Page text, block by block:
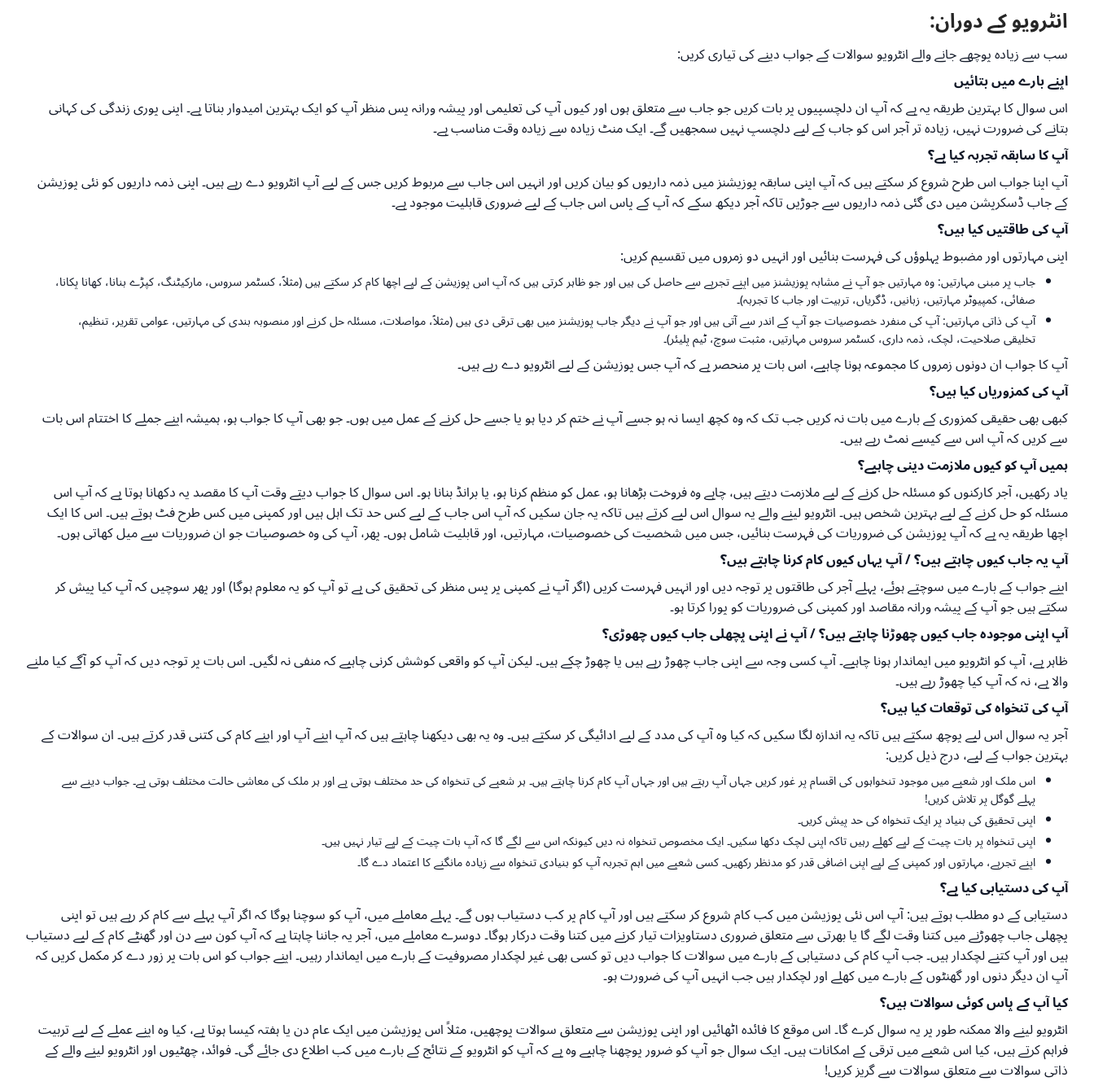
انٹرویو کے دوران:
سب سے زیادہ پوچھے جانے والے انٹرویو سوالات کے جواب دینے کی تیاری کریں:
اپنے بارے میں بتائیں
اس سوال کا بہترین طریقہ یہ ہے کہ آپ ان دلچسپیوں پر بات کریں جو جاب سے متعلق ہوں اور کیوں آپ کی تعلیمی اور پیشہ ورانہ پس منظر آپ کو ایک بہترین امیدوار بناتا ہے۔ اپنی پوری زندگی کی کہانی
بتانے کی ضرورت نہیں، زیادہ تر آجر اس کو جاب کے لیے دلچسپ نہیں سمجھیں گے۔ ایک منٹ زیادہ سے زیادہ وقت مناسب ہے۔
آپ کا سابقہ تجربہ کیا ہے؟
آپ اپنا جواب اس طرح شروع کر سکتے ہیں کہ آپ اپنی سابقہ پوزیشنز میں ذمہ داریوں کو بیان کریں اور انہیں اس جاب سے مربوط کریں جس کے لیے آپ انٹرویو دے رہے ہیں۔ اپنی ذمہ داریوں کو نئی پوزیشن
کے جاب ڈسکرپشن میں دی گئی ذمہ داریوں سے جوڑیں تاکہ آجر دیکھ سکے کہ آپ کے پاس اس جاب کے لیے ضروری قابلیت موجود ہے۔
آپ کی طاقتیں کیا ہیں؟
اپنی مہارتوں اور مضبوط پہلوؤں کی فہرست بنائیں اور انہیں دو زمروں میں تقسیم کریں:
جاب پر مبنی مہارتیں: وہ مہارتیں جو آپ نے مشابہ پوزیشنز میں اپنے تجربے سے حاصل کی ہیں اور جو ظاہر کرتی ہیں کہ آپ اس پوزیشن کے لیے اچھا کام کر سکتے ہیں (مثلاً، کسٹمر سروس، مارکیٹنگ، کپڑے بنانا، کھانا پکانا،
صفائی، کمپیوٹر مہارتیں، زبانیں، ڈگریاں، تربیت اور جاب کا تجربہ)۔
آپ کی ذاتی مہارتیں: آپ کی منفرد خصوصیات جو آپ کے اندر سے آتی ہیں اور جو آپ نے دیگر جاب پوزیشنز میں بھی ترقی دی ہیں (مثلاً، مواصلات، مسئلہ حل کرنے اور منصوبہ بندی کی مہارتیں، عوامی تقریر، تنظیم،
تخلیقی صلاحیت، لچک، ذمہ داری، کسٹمر سروس مہارتیں، مثبت سوچ، ٹیم پلیئر)۔
آپ کا جواب ان دونوں زمروں کا مجموعہ ہونا چاہیے، اس بات پر منحصر ہے کہ آپ جس پوزیشن کے لیے انٹرویو دے رہے ہیں۔
آپ کی کمزوریاں کیا ہیں؟
کبھی بھی حقیقی کمزوری کے بارے میں بات نہ کریں جب تک کہ وہ کچھ ایسا نہ ہو جسے آپ نے ختم کر دیا ہو یا جسے حل کرنے کے عمل میں ہوں۔ جو بھی آپ کا جواب ہو، ہمیشہ اپنے جملے کا اختتام اس بات
سے کریں کہ آپ اس سے کیسے نمٹ رہے ہیں۔
ہمیں آپ کو کیوں ملازمت دینی چاہیے؟
یاد رکھیں، آجر کارکنوں کو مسئلہ حل کرنے کے لیے ملازمت دیتے ہیں، چاہے وہ فروخت بڑھانا ہو، عمل کو منظم کرنا ہو، یا برانڈ بنانا ہو۔ اس سوال کا جواب دیتے وقت آپ کا مقصد یہ دکھانا ہوتا ہے کہ آپ اس
مسئلہ کو حل کرنے کے لیے بہترین شخص ہیں۔ انٹرویو لینے والے یہ سوال اس لیے کرتے ہیں تاکہ یہ جان سکیں کہ آپ اس جاب کے لیے کس حد تک اہل ہیں اور کمپنی میں کس طرح فٹ ہوتے ہیں۔ اس کا ایک
اچھا طریقہ یہ ہے کہ آپ پوزیشن کی ضروریات کی فہرست بنائیں، جس میں شخصیت کی خصوصیات، مہارتیں، اور قابلیت شامل ہوں۔ پھر، آپ کی وہ خصوصیات جو ان ضروریات سے میل کھاتی ہوں۔
آپ یہ جاب کیوں چاہتے ہیں؟ / آپ یہاں کیوں کام کرنا چاہتے ہیں؟
اپنے جواب کے بارے میں سوچتے ہوئے، پہلے آجر کی طاقتوں پر توجہ دیں اور انہیں فہرست کریں (اگر آپ نے کمپنی پر پس منظر کی تحقیق کی ہے تو آپ کو یہ معلوم ہوگا) اور پھر سوچیں کہ آپ کیا پیش کر
سکتے ہیں جو آپ کے پیشہ ورانہ مقاصد اور کمپنی کی ضروریات کو پورا کرتا ہو۔
آپ اپنی موجودہ جاب کیوں چھوڑنا چاہتے ہیں؟ / آپ نے اپنی پچھلی جاب کیوں چھوڑی؟
ظاہر ہے، آپ کو انٹرویو میں ایماندار ہونا چاہیے۔ آپ کسی وجہ سے اپنی جاب چھوڑ رہے ہیں یا چھوڑ چکے ہیں۔ لیکن آپ کو واقعی کوشش کرنی چاہیے کہ منفی نہ لگیں۔ اس بات پر توجہ دیں کہ آپ کو آگے کیا ملنے
والا ہے، نہ کہ آپ کیا چھوڑ رہے ہیں۔
آپ کی تنخواہ کی توقعات کیا ہیں؟
آجر یہ سوال اس لیے پوچھ سکتے ہیں تاکہ یہ اندازہ لگا سکیں کہ کیا وہ آپ کی مدد کے لیے ادائیگی کر سکتے ہیں۔ وہ یہ بھی دیکھنا چاہتے ہیں کہ آپ اپنے آپ اور اپنے کام کی کتنی قدر کرتے ہیں۔ ان سوالات کے
بہترین جواب کے لیے، درج ذیل کریں:
اس ملک اور شعبے میں موجود تنخواہوں کی اقسام پر غور کریں جہاں آپ رہتے ہیں اور جہاں آپ کام کرنا چاہتے ہیں۔ ہر شعبے کی تنخواہ کی حد مختلف ہوتی ہے اور ہر ملک کی معاشی حالت مختلف ہوتی ہے۔ جواب دینے سے
پہلے گوگل پر تلاش کریں!
اپنی تحقیق کی بنیاد پر ایک تنخواہ کی حد پیش کریں۔
اپنی تنخواہ پر بات چیت کے لیے کھلے رہیں تاکہ اپنی لچک دکھا سکیں۔ ایک مخصوص تنخواہ نہ دیں کیونکہ اس سے لگے گا کہ آپ بات چیت کے لیے تیار نہیں ہیں۔
اپنے تجربے، مہارتوں اور کمپنی کے لیے اپنی اضافی قدر کو مدنظر رکھیں۔ کسی شعبے میں اہم تجربہ آپ کو بنیادی تنخواہ سے زیادہ مانگنے کا اعتماد دے گا۔
آپ کی دستیابی کیا ہے؟
دستیابی کے دو مطلب ہوتے ہیں: آپ اس نئی پوزیشن میں کب کام شروع کر سکتے ہیں اور آپ کام پر کب دستیاب ہوں گے۔ پہلے معاملے میں، آپ کو سوچنا ہوگا کہ اگر آپ پہلے سے کام کر رہے ہیں تو اپنی
پچھلی جاب چھوڑنے میں کتنا وقت لگے گا یا بھرتی سے متعلق ضروری دستاویزات تیار کرنے میں کتنا وقت درکار ہوگا۔ دوسرے معاملے میں، آجر یہ جاننا چاہتا ہے کہ آپ کون سے دن اور گھنٹے کام کے لیے دستیاب
ہیں اور آپ کتنے لچکدار ہیں۔ جب آپ کام کی دستیابی کے بارے میں سوالات کا جواب دیں تو کسی بھی غیر لچکدار مصروفیت کے بارے میں ایماندار رہیں۔ اپنے جواب کو اس بات پر زور دے کر مکمل کریں کہ
آپ ان دیگر دنوں اور گھنٹوں کے بارے میں کھلے اور لچکدار ہیں جب انہیں آپ کی ضرورت ہو۔
کیا آپ کے پاس کوئی سوالات ہیں؟
انٹرویو لینے والا ممکنہ طور پر یہ سوال کرے گا۔ اس موقع کا فائدہ اٹھائیں اور اپنی پوزیشن سے متعلق سوالات پوچھیں، مثلاً اس پوزیشن میں ایک عام دن یا ہفتہ کیسا ہوتا ہے، کیا وہ اپنے عملے کے لیے تربیت
فراہم کرتے ہیں، کیا اس شعبے میں ترقی کے امکانات ہیں۔ ایک سوال جو آپ کو ضرور پوچھنا چاہیے وہ ہے کہ آپ کو انٹرویو کے نتائج کے بارے میں کب اطلاع دی جائے گی۔ فوائد، چھٹیوں اور انٹرویو لینے والے کے
ذاتی سوالات سے متعلق سوالات سے گریز کریں!